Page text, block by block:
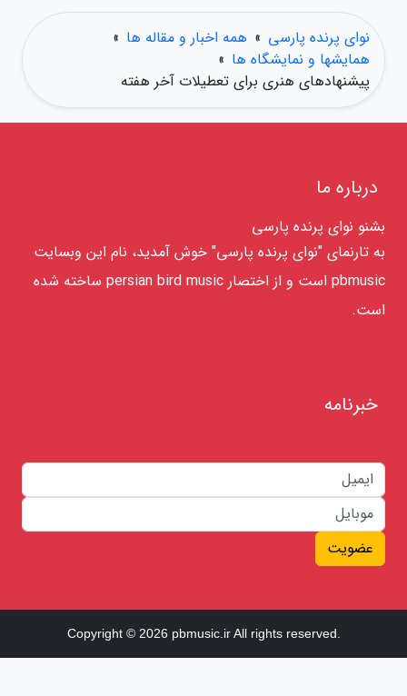
نوای پرنده پارسی » همه اخبار و مقاله ها »
همایشها و نمایشگاه ها »
پیشنهادهای هنری برای تعطیلات آخر هفته
درباره ما
بشنو نوای پرنده پارسی
به تارنمای "نوای پرنده پارسی" خوش آمدید، نام این وبسایت
pbmusic است و از اختصار persian bird music ساخته شده
است.
خبرنامه
عضویت
Copyright © 2026 pbmusic.ir All rights reserved.